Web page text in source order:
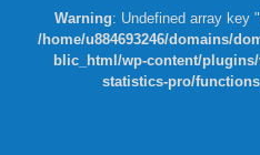
Warning: Undefined array key
/home/u884693246/domains/
blic_html/wp-content/
statistics-pro/